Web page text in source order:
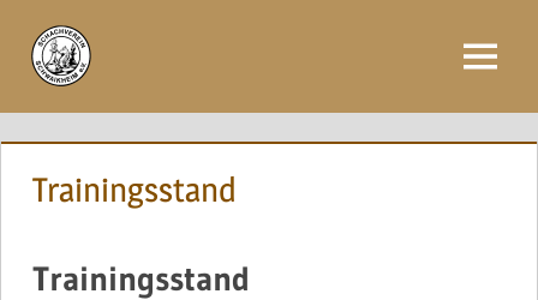
Inhalt
springen
Menü
Trainingsstand
Trainingsstand